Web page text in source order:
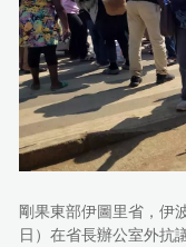
剛果東部伊圖里省，伊
日）在省長辦公室外抗